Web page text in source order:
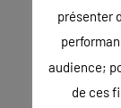
présenter
audience;
de ces